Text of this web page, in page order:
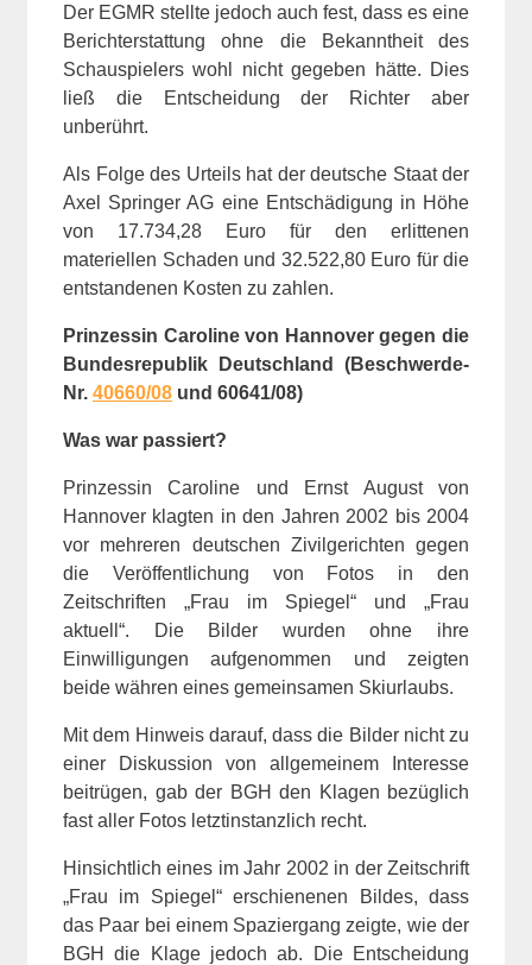
Der EGMR stellte jedoch auch fest, dass es eine
Berichterstattung ohne die Bekanntheit des
Schauspielers wohl nicht gegeben hätte. Dies
ließ die Entscheidung der Richter aber
unberührt.
Als Folge des Urteils hat der deutsche Staat der
Axel Springer AG eine Entschädigung in Höhe
von 17.734,28 Euro für den erlittenen
materiellen Schaden und 32.522,80 Euro für die
entstandenen Kosten zu zahlen.
Prinzessin Caroline von Hannover gegen die
Bundesrepublik Deutschland (Beschwerde-
Nr. 40660/08 und 60641/08)
Was war passiert?
Prinzessin Caroline und Ernst August von
Hannover klagten in den Jahren 2002 bis 2004
vor mehreren deutschen Zivilgerichten gegen
die Veröffentlichung von Fotos in den
Zeitschriften „Frau im Spiegel“ und „Frau
aktuell“. Die Bilder wurden ohne ihre
Einwilligungen aufgenommen und zeigten
beide währen eines gemeinsamen Skiurlaubs.
Mit dem Hinweis darauf, dass die Bilder nicht zu
einer Diskussion von allgemeinem Interesse
beitrügen, gab der BGH den Klagen bezüglich
fast aller Fotos letztinstanzlich recht.
Hinsichtlich eines im Jahr 2002 in der Zeitschrift
„Frau im Spiegel“ erschienenen Bildes, dass
das Paar bei einem Spaziergang zeigte, wie der
BGH die Klage jedoch ab. Die Entscheidung